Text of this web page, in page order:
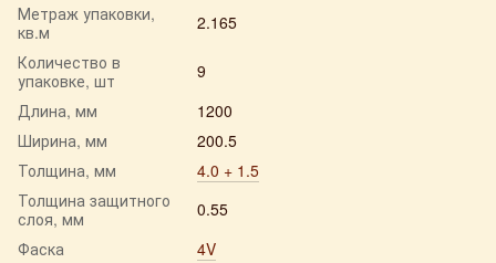
Метраж упаковки,
кв.м
2.165
Количество в
упаковке, шт
9
Длина, мм
1200
Ширина, мм
200.5
Толщина, мм
4.0 + 1.5
Толщина защитного
слоя, мм
0.55
Фаска
4V